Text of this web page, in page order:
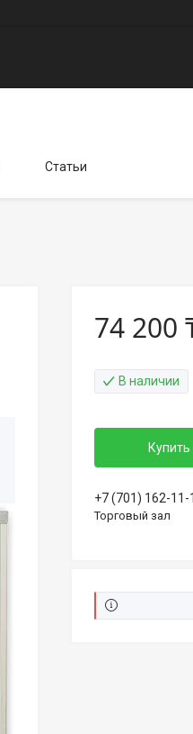
Статьи
74 200
В наличии
Купить
+7 (701) 162-11-
Торговый зал